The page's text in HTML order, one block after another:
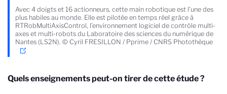
Avec 4 doigts et 16 actionneurs, cette main robotique est l’une des
plus habiles au monde. Elle est pilotée en temps réel grâce à
RTRobMultiAxisControl, l’environnement logiciel de contrôle multi-
axes et multi-robots du Laboratoire des sciences du numérique de
Nantes (LS2N). © Cyril FRESILLON / Pprime / CNRS Photothèque
Quels enseignements peut-on tirer de cette étude ?